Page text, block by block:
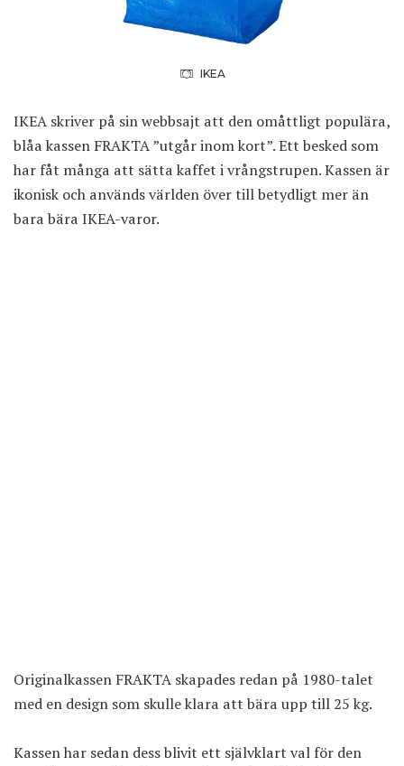
IKEA
IKEA skriver på sin webbsajt att den omåttligt populära,
blåa kassen FRAKTA ”utgår inom kort”. Ett besked som
har fåt många att sätta kaffet i vrångstrupen. Kassen är
ikonisk och används världen över till betydligt mer än
bara bära IKEA-varor.
Originalkassen FRAKTA skapades redan på 1980-talet
med en design som skulle klara att bära upp till 25 kg.
Kassen har sedan dess blivit ett självklart val för den